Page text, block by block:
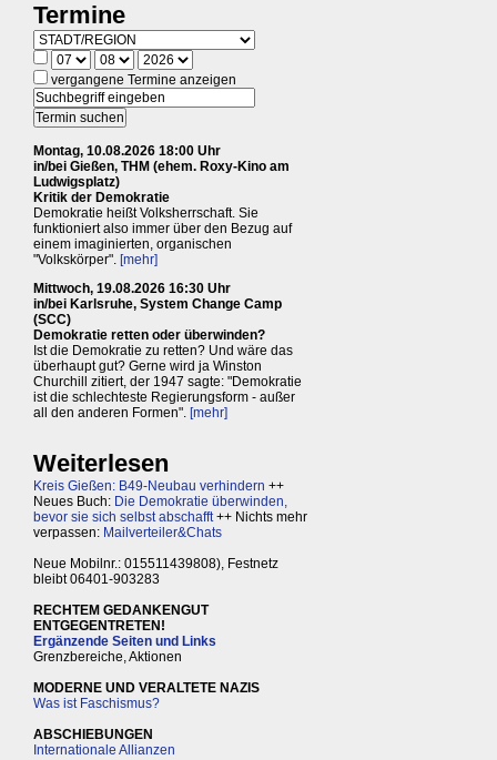
Termine
vergangene Termine anzeigen
Montag, 10.08.2026 18:00 Uhr
in/bei Gießen, THM (ehem. Roxy-Kino am
Ludwigsplatz)
Kritik der Demokratie
Demokratie heißt Volksherrschaft. Sie
funktioniert also immer über den Bezug auf
einem imaginierten, organischen
"Volkskörper". [mehr]
Mittwoch, 19.08.2026 16:30 Uhr
in/bei Karlsruhe, System Change Camp
(SCC)
Demokratie retten oder überwinden?
Ist die Demokratie zu retten? Und wäre das
überhaupt gut? Gerne wird ja Winston
Churchill zitiert, der 1947 sagte: "Demokratie
ist die schlechteste Regierungsform - außer
all den anderen Formen". [mehr]
Weiterlesen
Kreis Gießen: B49-Neubau verhindern ++
Neues Buch: Die Demokratie überwinden,
bevor sie sich selbst abschafft++ Nichts mehr
verpassen: Mailverteiler&Chats
Neue Mobilnr.: 015511439808), Festnetz
bleibt 06401-903283
RECHTEM GEDANKENGUT
ENTGEGENTRETEN!
Ergänzende Seiten und Links
Grenzbereiche, Aktionen
MODERNE UND VERALTETE NAZIS
Was ist Faschismus?
ABSCHIEBUNGEN
Internationale Allianzen